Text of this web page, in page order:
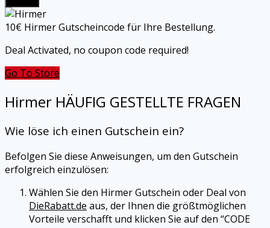
10€ Hirmer Gutscheincode für Ihre Bestellung.
Deal Activated, no coupon code required!
Go To Store
Hirmer HÄUFIG GESTELLTE FRAGEN
Wie löse ich einen Gutschein ein?
Befolgen Sie diese Anweisungen, um den Gutschein
erfolgreich einzulösen:
Wählen Sie den HirmerGutschein oder Deal von
DieRabatt.de aus, der Ihnen die größtmöglichen
Vorteile verschafft und klicken Sie auf den “CODE